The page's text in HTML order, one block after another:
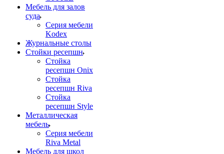
Мебель для залов
суда
Серия мебели
Kodex
Журнальные столы
Стойки ресепшн
Стойка
ресепшн Onix
Стойка
ресепшн Riva
Стойка
ресепшн Style
Металлическая
мебель
Серия мебели
Riva Metal
Мебель для школ